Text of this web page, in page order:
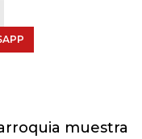
muestra